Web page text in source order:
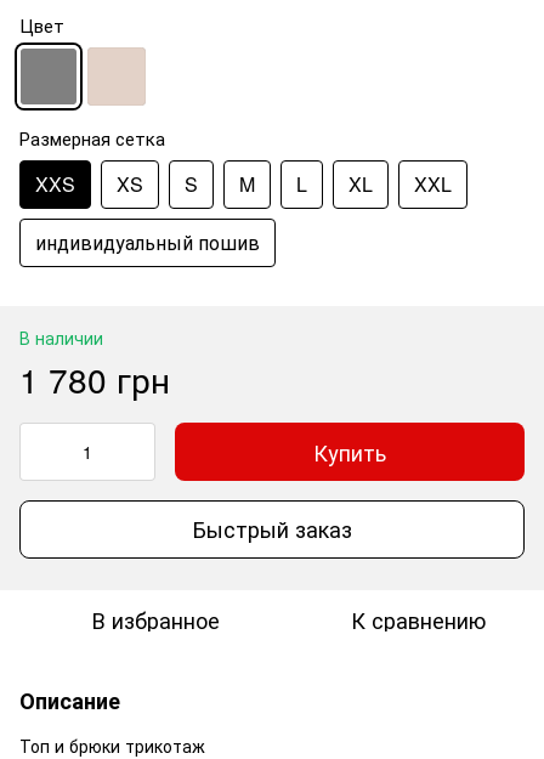
Цвет
Размерная сетка
XXS XS S M L XL XXL
индивидуальный пошив
В наличии
1 780 грн
Купить
Быстрый заказ
В избранное К сравнению
Описание
Топ и брюки трикотаж